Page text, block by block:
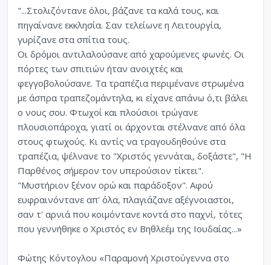
"...Στολιζόντανε όλοι, βάζανε τα καλά τους, και
πηγαίνανε εκκλησία. Σαν τελείωνε η Λειτουργία,
γυρίζανε στα σπίτια τους.
Οι δρόμοι αντιλαλούσανε από χαρούμενες φωνές. Οι
πόρτες των σπιτιών ήταν ανοιχτές και
φεγγοβολούσανε. Τα τραπέζια περιμένανε στρωμένα
με άσπρα τραπεζομάντηλα, κι είχανε απάνω ό,τι βάλει
ο νους σου. Φτωχοί και πλούσιοι τρώγανε
πλουσιοπάροχα, γιατί οι άρχονται στέλνανε από όλα
στους φτωχούς. Κι αντίς να τραγουδηθούνε στα
τραπέζια, ψέλνανε το "Χριστός γεννάται, δοξάστε", "Η
Παρθένος σήμερον τον υπερούσιον τίκτει".
"Μυστήριον ξένον ορώ και παράδοξον". Αφού
ευφραινόντανε απ' όλα, πλαγιάζανε αξέγνοιαστοι,
σαν τ' αρνιά που κοιμόντανε κοντά στο παχνί, τότες
που γεννήθηκε ο Χριστός εν Βηθλεέμ της Ιουδαίας...»
Φώτης Κόντογλου «Παραμονή Χριστούγεννα στο